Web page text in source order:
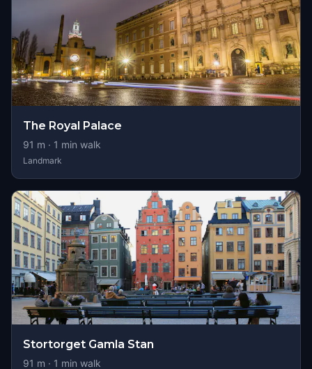
The Royal Palace
91 m · 1 min walk
Landmark
Stortorget Gamla Stan
91 m · 1 min walk